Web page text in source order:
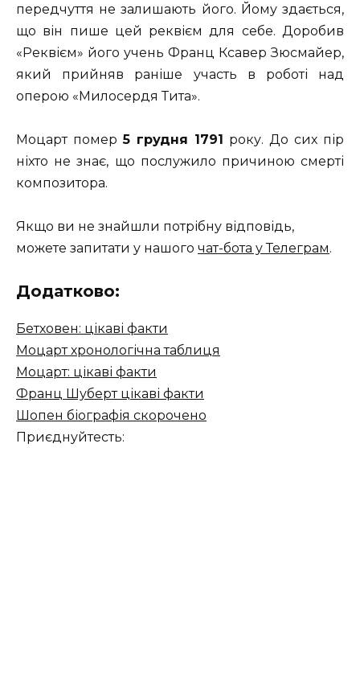
передчуття не залишають його. Йому здається,
що він пише цей реквієм для себе. Доробив
«Реквієм» його учень Франц Ксавер Зюсмайер,
який прийняв раніше участь в роботі над
оперою «Милосердя Тита».
Моцарт помер5 грудня 1791 року. До сих пір
ніхто не знає, що послужило причиною смерті
композитора.
Якщо ви не знайшли потрібну відповідь,
можете запитати у нашого чат-бота у Телеграм.
Додатково:
Бетховен: цікаві факти
Моцарт хронологічна таблиця
Моцарт: цікаві факти
Франц Шуберт цікаві факти
Шопен біографія скорочено
Приєднуйтесть: